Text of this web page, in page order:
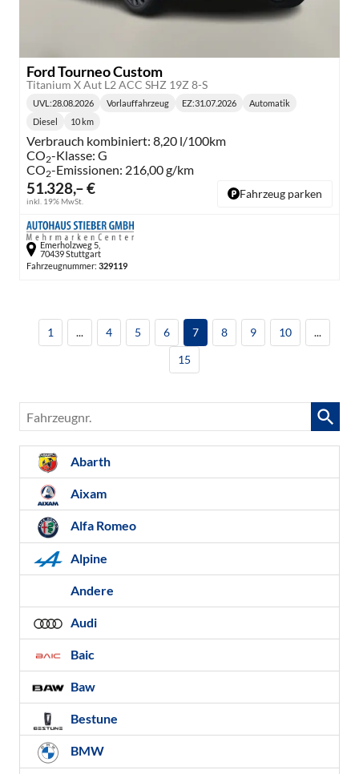
Ford Tourneo Custom
Titanium X Aut L2 ACC SHZ 19Z 8-S
51.328,– €
inkl. 19% MwSt.
Lieferzeit:
UVL :28.08.2026 Vorlauffahrzeug EZ:31.07.2026
Getriebe:
Automatik
Kraftstoff:
Diesel
Kilometerstand:
10 km
Verbrauch kombiniert: 8,20 l/100km
CO2-Klasse: G
CO2-Emissionen: 216,00 g/km
Fahrzeug parken
Emerholzweg 5,
70439 Stuttgart
Fahrzeugnummer: 329119
1 ... 4 5 6 7 8 9 10
...
15
Fahrzeugnr.
Abarth
Aixam
Alfa Romeo
Alpine
Andere
Audi
Baic
Baw
Bestune
BMW